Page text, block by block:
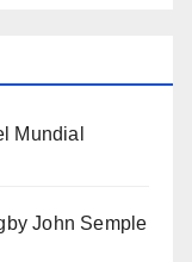
Mundial
John Semple